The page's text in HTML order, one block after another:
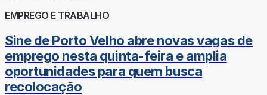
EMPREGO E TRABALHO
Sine de Porto Velho abre novas vagas de
emprego nesta quinta-feira e amplia
oportunidades para quem busca
recolocação